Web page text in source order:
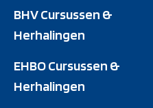
BHV Cursussen &
Herhalingen
EHBO Cursussen &
Herhalingen